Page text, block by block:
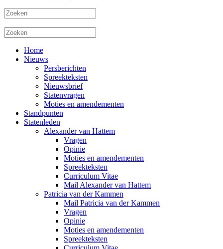
Home
Nieuws
Persberichten
Spreekteksten
Nieuwsbrief
Statenvragen
Moties en amendementen
Standpunten
Statenleden
Alexander van Hattem
Vragen
Opinie
Moties en amendementen
Spreekteksten
Curriculum Vitae
Mail Alexander van Hattem
Patricia van der Kammen
Mail Patricia van der Kammen
Vragen
Opinie
Moties en amendementen
Spreekteksten